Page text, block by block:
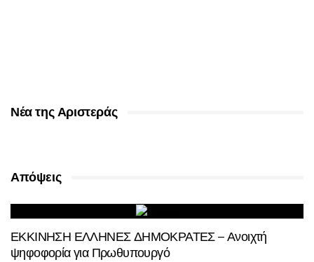
Νέα της Αριστεράς
Απόψεις
ΕΚΚΙΝΗΣΗ ΕΛΛΗΝΕΣ ΔΗΜΟΚΡΑΤΕΣ – Ανοιχτή
ψηφοφορία για Πρωθυπουργό